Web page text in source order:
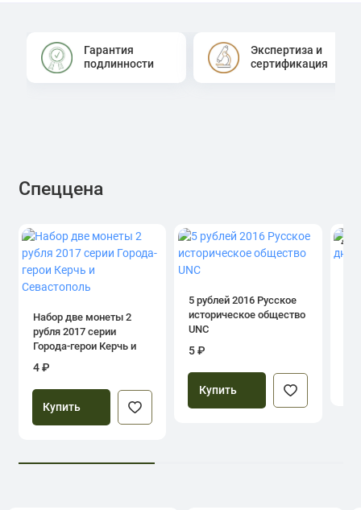
Гарантия
подлинности
Экспертиза и
сертификация
Спеццена
Набор две монеты 2
рубля 2017 серии
Города-герои Керчь и
4 ₽
Купить
5 рублей 2016 Русское
историческое общество
UNC
5 ₽
Купить
4.0